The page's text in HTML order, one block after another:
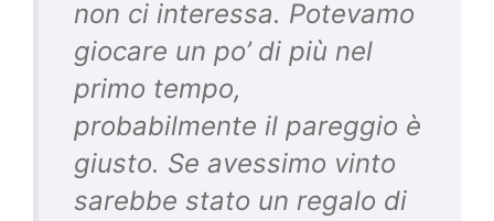
non ci interessa. Potevamo
giocare un po’ di più nel
primo tempo,
probabilmente il pareggio è
giusto. Se avessimo vinto
sarebbe stato un regalo di